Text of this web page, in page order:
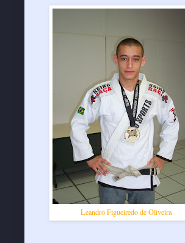
Leandro Figueiredo de Oliveira